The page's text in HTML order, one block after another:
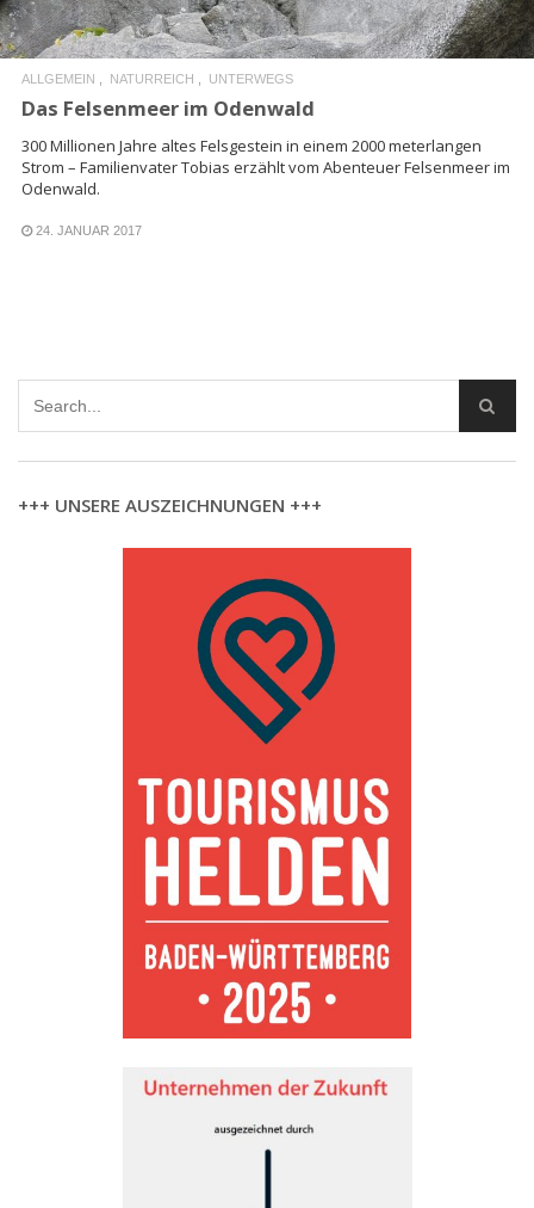
ALLGEMEIN NATURREICH UNTERWEGS
Das Felsenmeer im Odenwald
300 Millionen Jahre altes Felsgestein in einem 2000 meterlangen
Strom – Familienvater Tobias erzählt vom Abenteuer Felsenmeer im
Odenwald.
24. JANUAR 2017
+++ UNSERE AUSZEICHNUNGEN +++